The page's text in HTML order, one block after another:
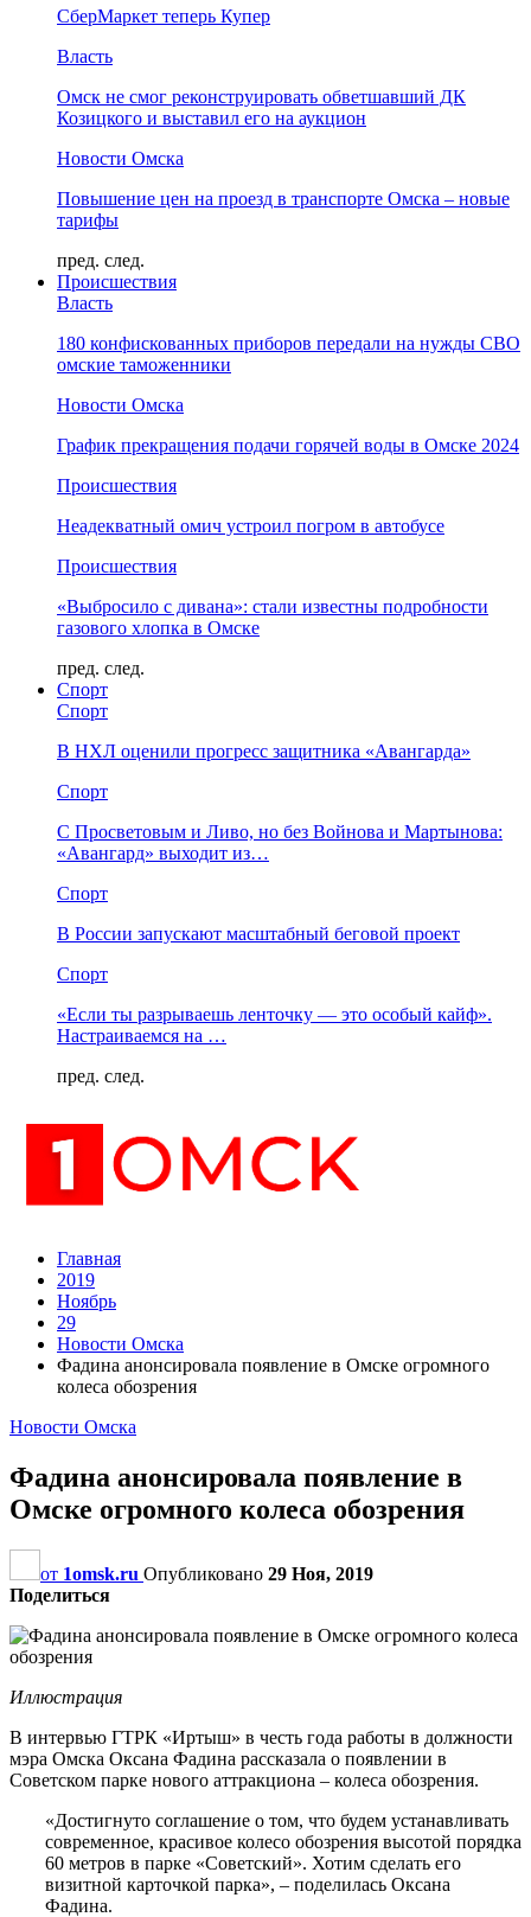
СберМаркет теперь Купер
Власть
Омск не смог реконструировать обветшавший ДК
Козицкого и выставил его на аукцион
Новости Омска
Повышение цен на проезд в транспорте Омска – новые
тарифы
пред. след.
Происшествия
Власть
180 конфискованных приборов передали на нужды СВО
омские таможенники
Новости Омска
График прекращения подачи горячей воды в Омске 2024
Происшествия
Неадекватный омич устроил погром в автобусе
Происшествия
«Выбросило с дивана»: стали известны подробности
газового хлопка в Омске
пред. след.
Спорт
Спорт
В НХЛ оценили прогресс защитника «Авангарда»
Спорт
С Просветовым и Ливо, но без Войнова и Мартынова:
«Авангард» выходит из…
Спорт
В России запускают масштабный беговой проект
Спорт
«Если ты разрываешь ленточку — это особый кайф».
Настраиваемся на …
пред. след.
Главная
2019
Ноябрь
29
Новости Омска
Фадина анонсировала появление в Омске огромного
колеса обозрения
Новости Омска
Фадина анонсировала появление в
Омске огромного колеса обозрения
от 1omsk.ru Опубликовано 29 Ноя, 2019
Поделиться
Иллюстрация
В интервью ГТРК «Иртыш» в честь года работы в должности
мэра Омска Оксана Фадина рассказала о появлении в
Советском парке нового аттракциона – колеса обозрения.
«Достигнуто соглашение о том, что будем устанавливать
современное, красивое колесо обозрения высотой порядка
60 метров в парке «Советский». Хотим сделать его
визитной карточкой парка», – поделилась Оксана
Фадина.